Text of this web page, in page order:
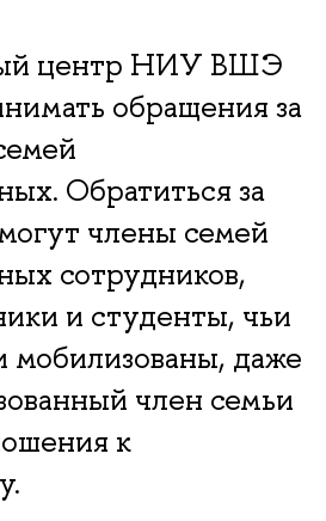
центр НИУ ВШЭ
обращения за
Обратиться за
члены семей
сотрудников,
и студенты, чьи
мобилизованы, даже
член семьи
к